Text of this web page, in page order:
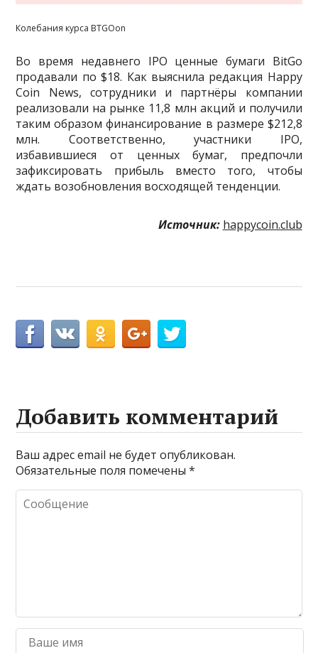
Колебания курса BTGOon
Во время недавнего IPO ценные бумаги BitGo
продавали по $18. Как выяснила редакция Happy
Coin News, сотрудники и партнёры компании
реализовали на рынке 11,8 млн акций и получили
таким образом финансирование в размере $212,8
млн. Соответственно, участники IPO,
избавившиеся от ценных бумаг, предпочли
зафиксировать прибыль вместо того, чтобы
ждать возобновления восходящей тенденции.
Источник: happycoin.club
Добавить комментарий
Ваш адрес email не будет опубликован.
Обязательные поля помечены*